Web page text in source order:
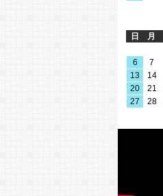
日
月
6
7
13
14
20
21
27
28